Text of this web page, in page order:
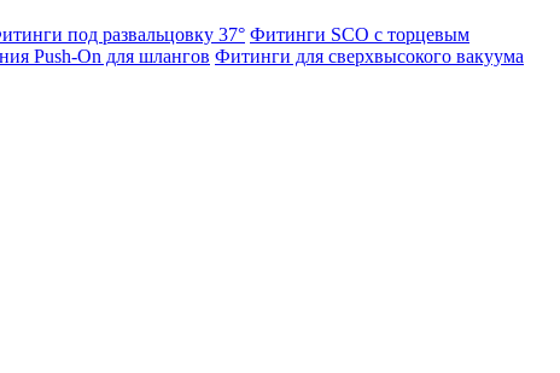
под развальцовку 37° Фитинги SCO с торцевым
Push-On для шлангов Фитинги для сверхвысокого вакуума